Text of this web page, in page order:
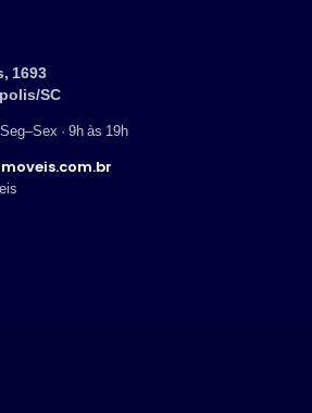
1693
SC
Seg–Sex · 9h às 19h